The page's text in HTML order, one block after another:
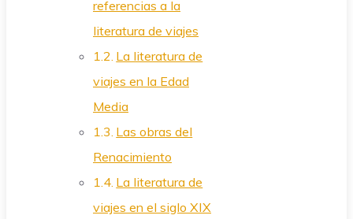
referencias a la
literatura de viajes
La literatura de
viajes en la Edad
Media
Las obras del
Renacimiento
La literatura de
viajes en el siglo XIX